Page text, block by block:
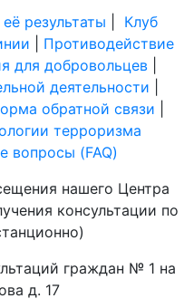
результаты
Клуб
Противодействие
для добровольцев
деятельности
обратной связи
терроризма
вопросы (FAQ)
нашего Центра
консультации по
граждан № 1 на
д. 17